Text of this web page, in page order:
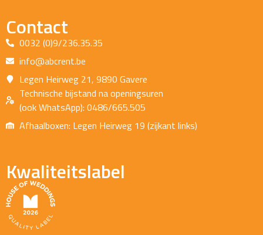
Contact
0032 (0)9/236.35.35
info@abcrent.be
Legen Heirweg 21, 9890 Gavere
Technische bijstand na openingsuren
(ook WhatsApp): 0486/665.505
Afhaalboxen: Legen Heirweg 19 (zijkant links)
Kwaliteitslabel